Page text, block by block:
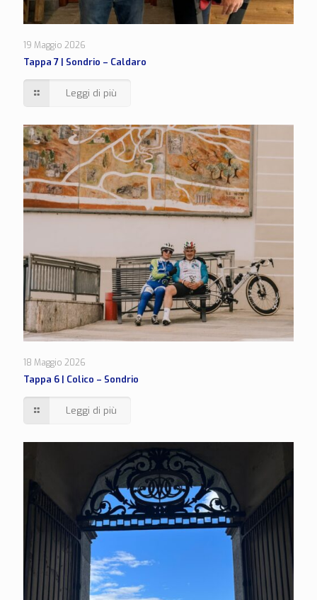
19 Maggio 2026
Tappa 7 | Sondrio – Caldaro
Leggi di più
18 Maggio 2026
Tappa 6 | Colico – Sondrio
Leggi di più